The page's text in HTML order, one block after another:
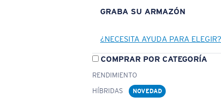
GRABA SU ARMAZÓN
¿NECESITA AYUDA PARA ELEGIR?
COMPRAR POR CATEGORÍA
RENDIMIENTO
HÍBRIDAS
NOVEDAD